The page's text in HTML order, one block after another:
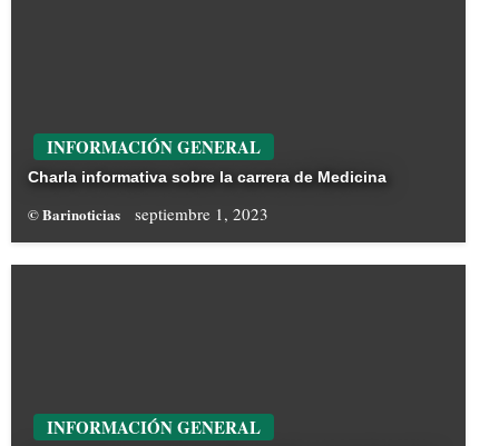
INFORMACIÓN GENERAL
Charla informativa sobre la carrera de Medicina
© Barinoticias septiembre 1, 2023
INFORMACIÓN GENERAL